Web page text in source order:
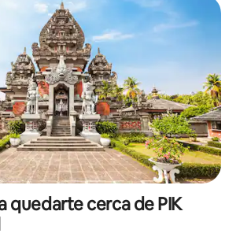
quedarte cerca de PIK